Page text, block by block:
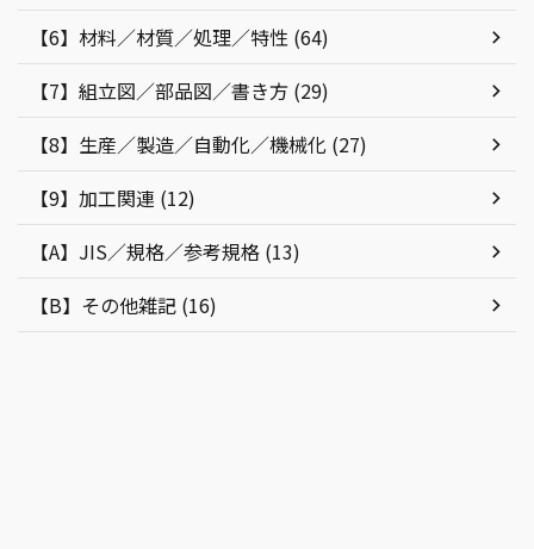
【6】材料／材質／処理／特性 (64)
【7】組立図／部品図／書き方 (29)
【8】生産／製造／自動化／機械化 (27)
【9】加工関連 (12)
【A】JIS／規格／参考規格 (13)
【B】その他雑記 (16)